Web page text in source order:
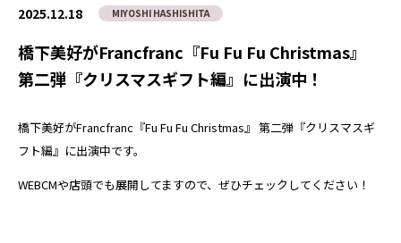
2025.12.18 MIYOSHI HASHISHITA
橋下美好がFrancfranc『Fu Fu Fu Christmas』
第二弾『クリスマスギフト編』に出演中！
橋下美好がFrancfranc『Fu Fu Fu Christmas』 第二弾『クリスマスギ
フト編』に出演中です。
WEBCMや店頭でも展開してますので、ぜひチェックしてください！